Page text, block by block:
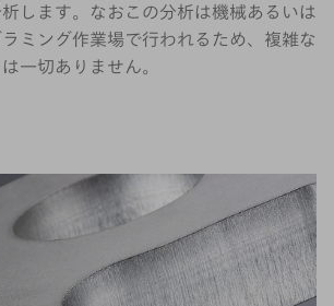
します。なおこの分析は機械あるいは
ミング作業場で行われるため、複雑な
一切ありません。